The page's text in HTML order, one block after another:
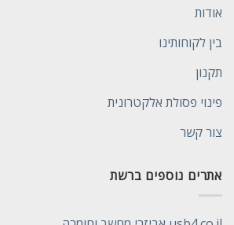
אודות
בין לקוחותינו
תקנון
פינוי פסולת אלקטרונית
צור קשר
אתרים נוספים ברשת